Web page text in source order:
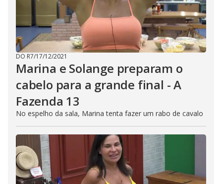
DO R7/17/12/2021
Marina e Solange preparam o
cabelo para a grande final - A
Fazenda 13
No espelho da sala, Marina tenta fazer um rabo de cavalo